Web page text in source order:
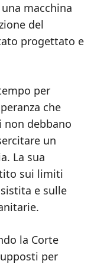
macchina
del
progettato e
per
che
debbano
un
La sua
sui limiti
e sulle
la Corte
per